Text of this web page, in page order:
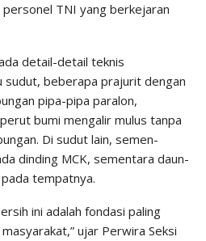
personel TNI yang berkejaran
detail-detail teknis
sudut, beberapa prajurit dengan
pipa-pipa paralon,
bumi mengalir mulus tanpa
Di sudut lain, semen-
dinding MCK, sementara daun-
tempatnya.
ini adalah fondasi paling
ujar Perwira Seksi